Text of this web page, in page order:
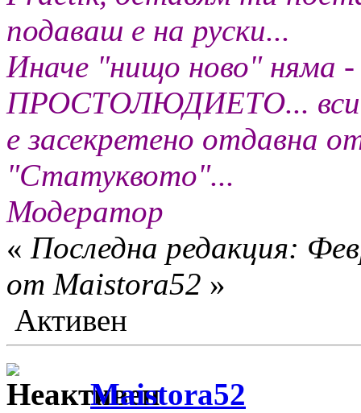
подаваш е на руски...
Иначе "нищо ново"
ПРОСТОЛЮДИЕТО...
е засекретено отдавна
"Статуквото"...
Модератор
« Последна редакция:
от Maistora52 »
Активен
Maistora52